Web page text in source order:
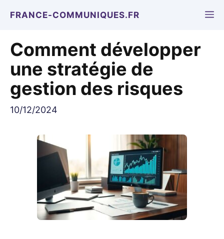
FRANCE-COMMUNIQUES.FR
Comment développer
une stratégie de
gestion des risques
10/12/2024